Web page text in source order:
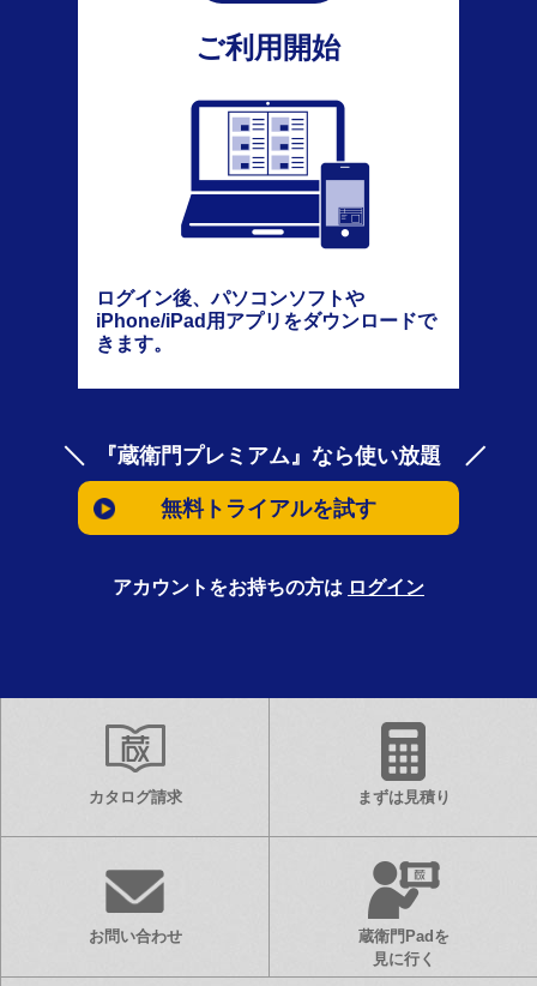
ご利用開始
ログイン後、パソコンソフトや
iPhone/iPad用アプリをダウンロードで
きます。
『蔵衛門プレミアム』なら使い放題
無料トライアルを試す
アカウントをお持ちの方は ログイン
カタログ請求 まずは見積り
お問い合わせ
蔵衛門Padを
見に行く